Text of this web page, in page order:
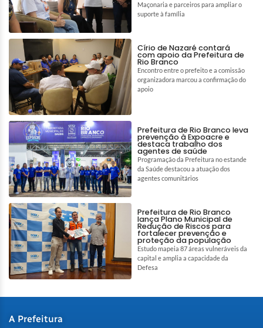
Maçonaria e parceiros para ampliar o
suporte à família
Círio de Nazaré contará
com apoio da Prefeitura de
Rio Branco
Encontro entre o prefeito e a comissão
organizadora marcou a confirmação do
apoio
Prefeitura de Rio Branco leva
prevenção à Expoacre e
destaca trabalho dos
agentes de saúde
Programação da Prefeitura no estande
da Saúde destacou a atuação dos
agentes comunitários
Prefeitura de Rio Branco
lança Plano Municipal de
Redução de Riscos para
fortalecer prevenção e
proteção da população
Estudo mapeia 87 áreas vulneráveis da
capital e amplia a capacidade da
Defesa
A Prefeitura